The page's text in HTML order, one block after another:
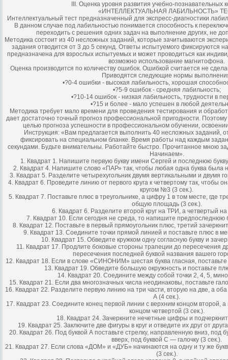
III. Оценка уровня развития учебно-познавательных
«ИНТЕЛЛЕКТУАЛЬНАЯ ЛАБИЛЬНОСТЬ»
Интеллектуальный тест предназначенный для экспресс-диагностики
В данном случае под лабильностью понимается способность к
переходить с решения одних задач на выполнение других, не
Методика состоит из 40 несложных заданий, которые зачитываются
задания отводится от 3 до 5 секунд. Ответы испытуемого фиксируются
предназначена для взрослых испытуемых и может проводиться как
возможно использование магнитофона.
Оценка производится по количеству ошибок. Ошибкой считается не
Приводятся следующие нормы
•?0-4 ошибки - высокая лабильность, хорошая
•?5-9 ошибок - средняя лабильность;
•?10-14 ошибок - низкая лабильность, трудности в
•?15 и более - мало успешен в любой
Методика требует мало времени для проведения тестирования и
дает достаточно точный прогноз профессиональной пригодности.
целью прогноза успешности в профессиональном обучении,
Инструкция: «Вам предлагается выполнить 40 несложных заданий,
фиксировать на специальном бланке. Время работы над каждым
секундами. Будьте внимательны. Работайте быстро. Прочитанное мною
Начинаем».
1. Квадрат 1. Напишите первую букву имени Сергей и последнюю
2. Квадрат 4. Напишите слово «ПАР» так, чтобы любая одна буква была
3. Квадрат 5. Разделите четырехугольник двумя вертикальными и двумя
4. Квадрат 6. Проведите линию от первого круга к четвертому так, чтобы
кругом №3 (3 сек.).
5. Квадрат 7. Поставьте плюс в треугольнике, а цифру 1 в том месте, где
общую площадь (3 сек.).
6. Квадрат 6. Разделите второй круг на ТРИ, а четвертый
7. Квадрат 10. Если сегодня не среда, то напишите предпоследнюю
8. Квадрат 12. Поставьте в первый прямоугольник плюс, третий
9. Квадрат 13. Соедините точки прямой линией и поставьте плюс в
10. Квадрат 15. Обведите кружком одну согласную букву и
11. Квадрат 17. Продлите боковые стороны трапеции до пересечения
пересечения последней буквой названия вашего
12. Квадрат 18. Если в слове «СИНОНИМ» шестая буква гласная, поставьте
13. Квадрат 19. Обведите большую окружность и поставьте
14. Квадрат 20. Соедините между собой точки 2, 4, 5,
15. Квадрат 21. Если два многозначных числа неодинаковы, поставьте
16. Квадрат 22. Разделите первую линию на три части, вторую на две, а
А (4 сек.).
17. Квадрат 23. Соедините конец первой линии с верхним концом второй,
концом четвертой (3 сек.).
18. Квадрат 24. Зачеркните нечетные цифры и
19. Квадрат 25. Заключите две фигуры в круг и отведите их друг от
20. Квадрат 26. Под буквой А поставьте стрелку, направленную вниз, под
вверх, под буквой С — галочку (3 сек.).
21. Квадрат 27. Если слова «ДОМ» и «ДУБ» начинаются на одну и ту же
(3 сек.).